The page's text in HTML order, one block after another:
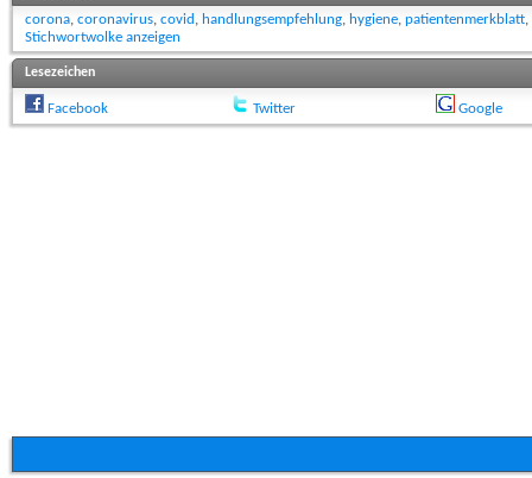
corona, coronavirus, covid , handlungsempfehlung, hygiene, patientenmerkblatt,
Stichwortwolke anzeigen
Lesezeichen
Facebook Twitter Google